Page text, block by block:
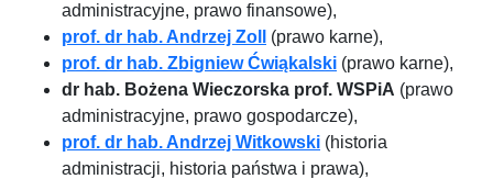
administracyjne, prawo finansowe),
prof. dr hab. Andrzej Zoll
(prawo karne),
prof. dr hab. Zbigniew Ćwiąkalski (prawo karne),
dr hab. Bożena Wieczorska prof. WSPiA (prawo
administracyjne, prawo gospodarcze),
prof. dr hab. Andrzej Witkowski (historia
administracji, historia państwa i prawa),